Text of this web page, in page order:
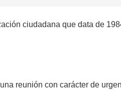
ciudadana que data de
una reunión con carácter de